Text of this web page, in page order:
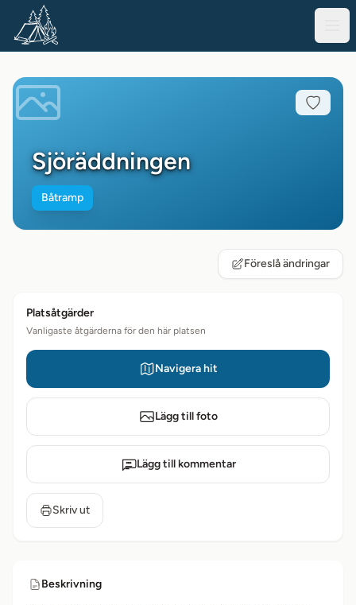
Sjöräddningen
Båtramp
Föreslå ändringar
Platsåtgärder
Vanligaste åtgärderna för den här platsen
Navigera hit
Lägg till foto
Lägg till kommentar
Skriv ut
Beskrivning